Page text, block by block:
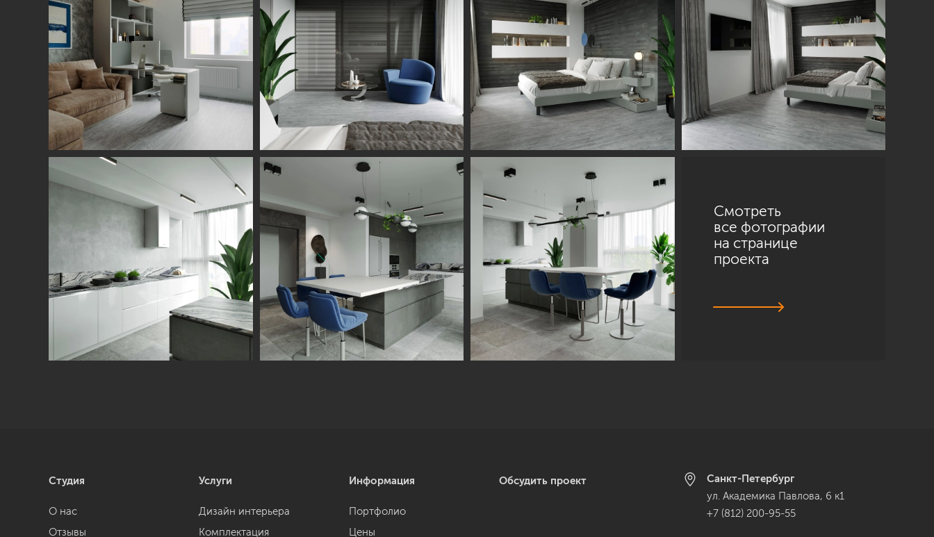
Смотреть
все фотографии
на странице
проекта
Студия
О нас
Отзывы
Услуги
Дизайн интерьера
Комплектация
Информация
Портфолио
Цены
Обсудить проект
Санкт-Петербург
ул. Академика Павлова, 6 к1
+7 (812) 200-95-55